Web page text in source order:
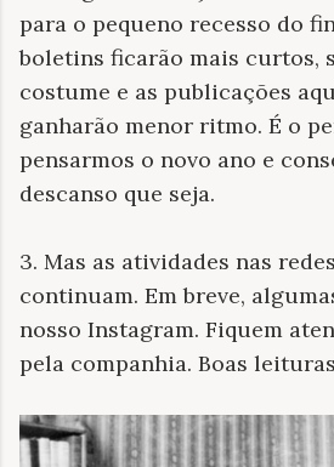
para o pequeno recesso do
boletins ficarão mais curtos,
costume e as publicações
ganharão menor ritmo. É o
pensarmos o novo ano e
descanso que seja.
3. Mas as atividades nas
continuam. Em breve,
nosso Instagram. Fiquem
pela companhia. Boas